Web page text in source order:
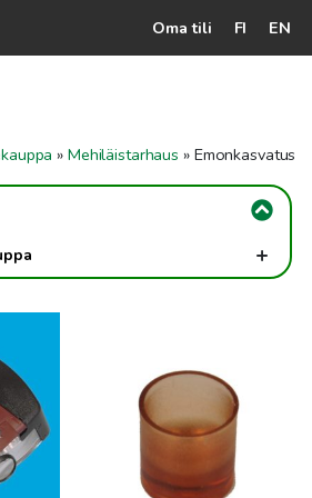
Oma tili FI EN
» Mehiläistarhaus » Emonkasvatus
+
rakennus